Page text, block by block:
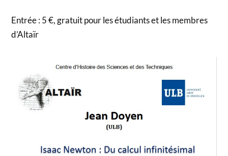
Entrée : 5 €, gratuit pour les étudiants et les membres
d’Altaïr